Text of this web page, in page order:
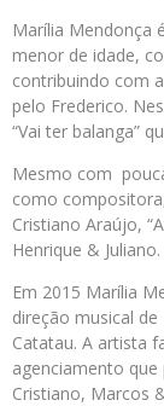
Marília Mendonça
menor de idade,
contribuindo com
pelo Frederico.
“Vai ter balanga”
Mesmo com
como
Cristiano Araújo,
Henrique & Juliano.
Em 2015 Marília
direção musical
Catatau. A artista
agenciamento
Cristiano, Marcos